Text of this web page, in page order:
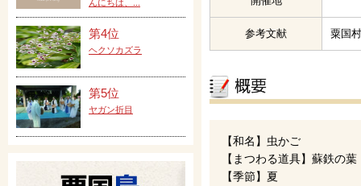
参考文献 粟国
【和名】虫かご
【まつわる道具】蘇鉄の葉
【季節】夏
んにちは、...
第4位
ヘクソカズラ
第5位
ヤガン折目